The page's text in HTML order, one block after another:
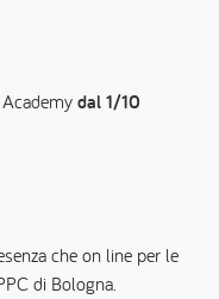
dal 1/10
che on line per le
di Bologna.